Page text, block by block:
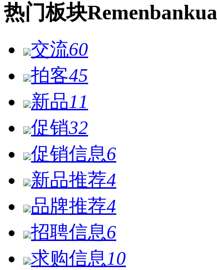
热门板块Remen
交流60
拍客45
新品11
促销32
促销信息6
新品推荐4
品牌推荐4
招聘信息6
求购信息 10